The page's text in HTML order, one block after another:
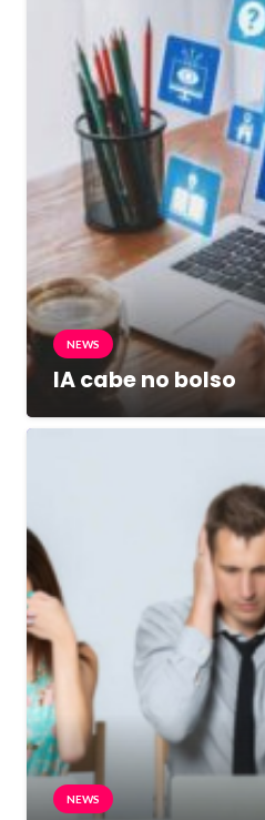
NEWS
IA cabe no bolso
NEWS